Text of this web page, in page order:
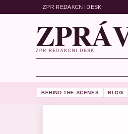
ZPR REDAKCNI DESK
ZPR REDAKCNI DESK
BEHIND THE SCENES BLOG